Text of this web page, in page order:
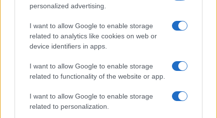
personalized advertising.
I want to allow Google to enable storage
related to analytics like cookies on web or
device identifiers in apps.
I want to allow Google to enable storage
related to functionality of the website or app.
I want to allow Google to enable storage
related to personalization.
Πάσχα 2018: Εντυπωσιακές εικόνες από
την περιφορά των Επιτάφιων στην
Κέρκυρα (ΦΩΤΟ)
Πάσχα 2018: Μεγάλη Παρασκευή στην
Κέρκυρα - Ξεκίνησε η περιφορά των
Επιτάφιων (ΦΩΤΟ)